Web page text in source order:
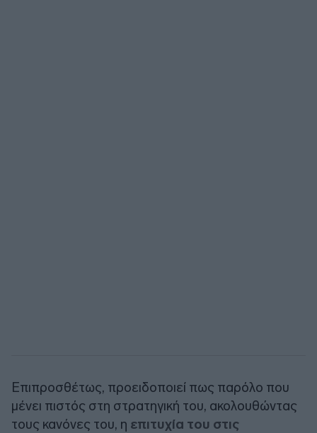
Επιπροσθέτως, προειδοποιεί πως παρόλο που
μένει πιστός στη στρατηγική του, ακολουθώντας
τους κανόνες του, η επιτυχία του στις